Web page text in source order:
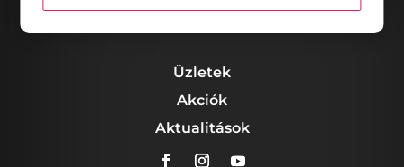
Üzletek
Akciók
Aktualitások